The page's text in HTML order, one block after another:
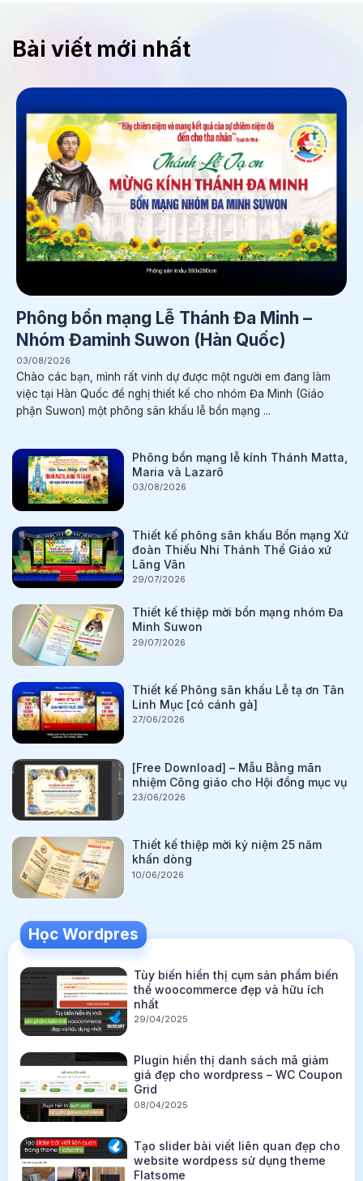
Bài viết mới nhất
Phông bổn mạng Lễ Thánh Đa Minh –
Nhóm Đaminh Suwon (Hàn Quốc)
03/08/2026
Chào các bạn, mình rất vinh dự được một người em đang làm
việc tại Hàn Quốc đề nghị thiết kế cho nhóm Đa Minh (Giáo
phận Suwon) một phông sân khấu lễ bổn mạng ...
Phông bổn mạng lễ kính Thánh Matta,
Maria và Lazarô
03/08/2026
Thiết kế phông sân khấu Bổn mạng Xứ
đoàn Thiếu Nhi Thánh Thể Giáo xứ
Lãng Vân
29/07/2026
Thiết kế thiệp mời bổn mạng nhóm Đa
Minh Suwon
29/07/2026
Thiết kế Phông sân khấu Lễ tạ ơn Tân
Linh Mục [có cánh gà]
27/06/2026
[Free Download] – Mẫu Bằng mãn
nhiệm Công giáo cho Hội đồng mục vụ
23/06/2026
Thiết kế thiệp mời kỷ niệm 25 năm
khấn dòng
10/06/2026
Học Wordpres
Tùy biến hiển thị cụm sản phẩm biến
thể woocommerce đẹp và hữu ích
nhất
29/04/2025
Plugin hiển thị danh sách mã giảm
giá đẹp cho wordpress – WC Coupon
Grid
08/04/2025
Tạo slider bài viết liên quan đẹp cho
website wordpess sử dụng theme
Flatsome